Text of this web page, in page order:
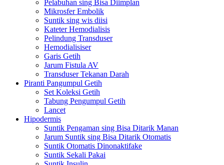
Pelabuhan sing Bisa Diimplan
Mikrosfer Embolik
Suntik sing wis diisi
Kateter Hemodialisis
Pelindung Transduser
Hemodialisiser
Garis Getih
Jarum Fistula AV
Transduser Tekanan Darah
Piranti Pangumpul Getih
Set Koleksi Getih
Tabung Pengumpul Getih
Lancet
Hipodermis
Suntik Pengaman sing Bisa Ditarik Manan
Jarum Suntik sing Bisa Ditarik Otomatis
Suntik Otomatis Dinonaktifake
Suntik Sekali Pakai